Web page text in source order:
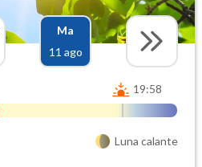
Ma
11 ago
19:58
Luna calante